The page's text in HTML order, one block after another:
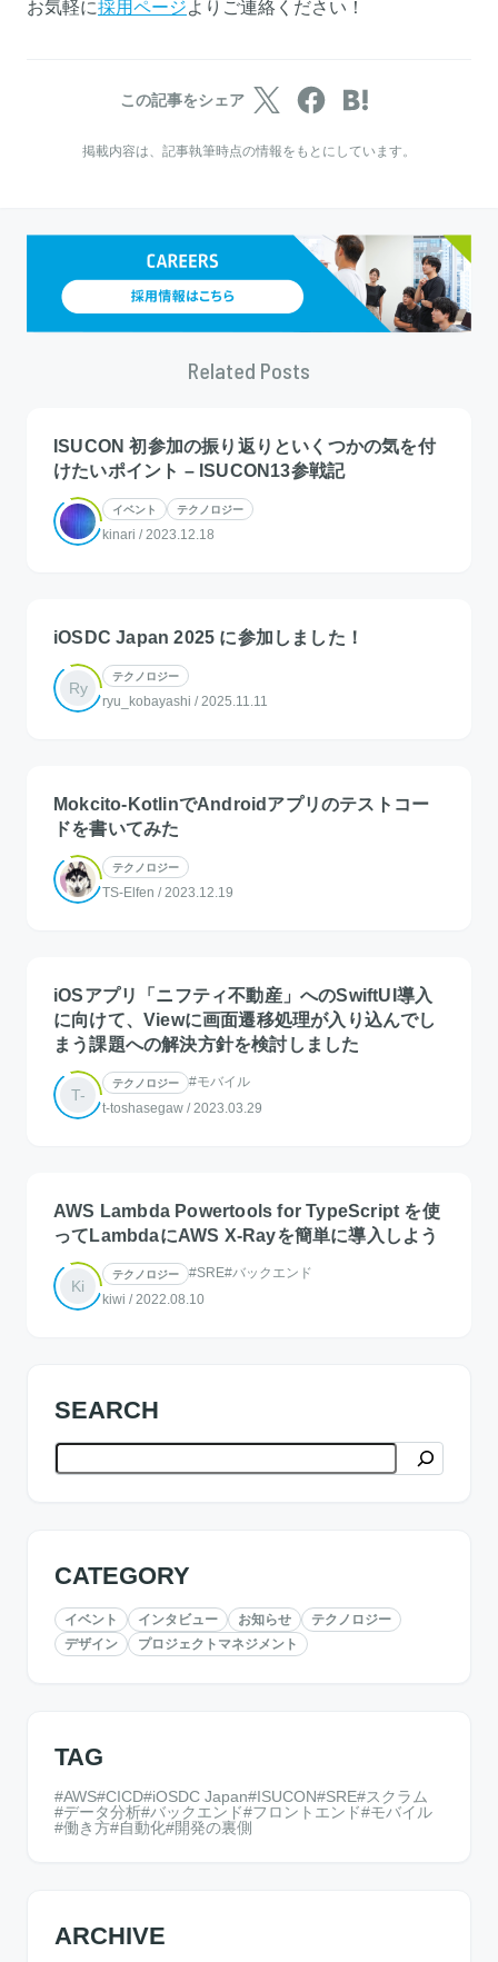
お気軽に採用ページよりご連絡ください！
この記事をシェア
掲載内容は、記事執筆時点の情報をもとにしています。
Related Posts
ISUCON 初参加の振り返りといくつかの気を付
けたいポイント – ISUCON13参戦記
イベント テクノロジー
kinari / 2023.12.18
iOSDC Japan 2025 に参加しました！
Ry
テクノロジー
ryu_kobayashi / 2025.11.11
Mokcito-KotlinでAndroidアプリのテストコー
ドを書いてみた
テクノロジー
TS-Elfen / 2023.12.19
iOSアプリ「ニフティ不動産」へのSwiftUI導入
に向けて、Viewに画面遷移処理が入り込んでし
まう課題への解決方針を検討しました
T-
テクノロジー
#モバイル
t-toshasegaw / 2023.03.29
AWS Lambda Powertools for TypeScript を使
ってLambdaにAWS X-Rayを簡単に導入しよう
Ki
テクノロジー #SRE#バックエンド
kiwi / 2022.08.10
SEARCH
検索
CATEGORY
イベント インタビュー お知らせ
テクノロジー
デザイン
プロジェクトマネジメント
TAG
AWS CICD iOSDC Japan ISUCON SRE
スクラム
データ分析 バックエンド フロントエンド
モバイル
働き方
自動化 開発の裏側
ARCHIVE